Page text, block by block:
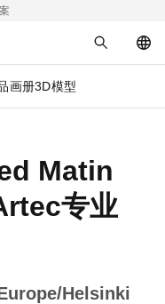
画册3D模型
Matin
专业
Helsinki